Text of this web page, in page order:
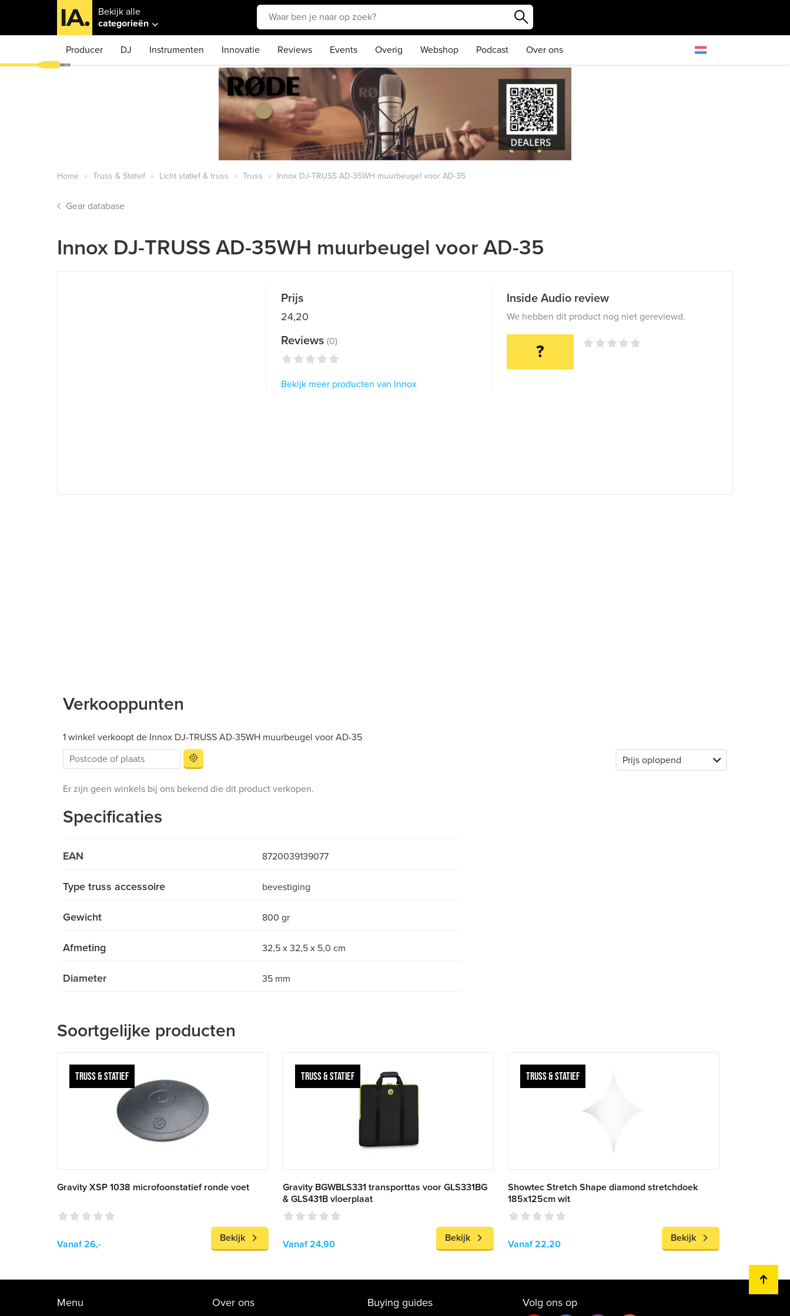
Bekijk alle
categorieën
Producer DJ Instrumenten Innovatie Reviews Events Overig Webshop Podcast Over ons
Home Truss & Statief Licht statief & truss Truss Innox DJ-TRUSS AD-35WH muurbeugel voor AD-35
Gear database
Innox DJ-TRUSS AD-35WH muurbeugel voor AD-35
Prijs
24,20
Reviews(0)
Bekijk meer producten van Innox
Inside Audio review
We hebben dit product nog niet gereviewd.
?
Verkooppunten
1 winkel verkoopt de Innox DJ-TRUSS AD-35WH muurbeugel voor AD-35
Er zijn geen winkels bij ons bekend die dit product verkopen.
Specificaties
EAN 8720039139077
Type truss accessoire bevestiging
Gewicht 800 gr
Afmeting 32,5 x 32,5 x 5,0 cm
Diameter 35 mm
Soortgelijke producten
TRUSS & STATIEF
Gravity XSP 1038 microfoonstatief ronde voet
Vanaf 26,-
Bekijk
TRUSS & STATIEF
Gravity BGWBLS331 transporttas voor GLS331BG
& GLS431B vloerplaat
Vanaf 24,90
Bekijk
TRUSS & STATIEF
Showtec Stretch Shape diamond stretchdoek
185x125cm wit
Vanaf 22,20
Bekijk
Menu Over ons Buying guides Volg ons op